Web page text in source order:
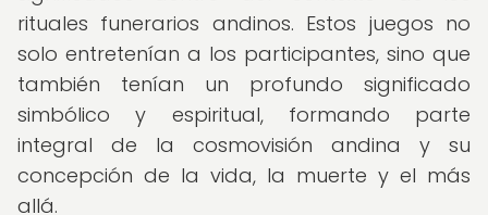
rituales funerarios andinos. Estos juegos no
solo entretenían a los participantes, sino que
también tenían un profundo significado
simbólico y espiritual, formando parte
integral de la cosmovisión andina y su
concepción de la vida, la muerte y el más
allá.